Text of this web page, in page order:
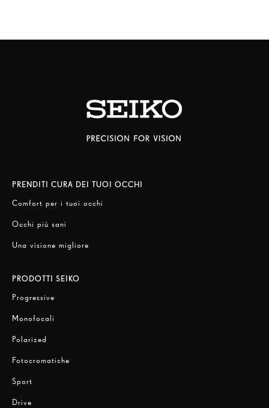
PRENDITI CURA DEI TUOI OCCHI
Comfort per i tuoi occhi
Occhi più sani
Una visione migliore
PRODOTTI SEIKO
Progressive
Monofocali
Polarized
Fotocromatiche
Sport
Drive